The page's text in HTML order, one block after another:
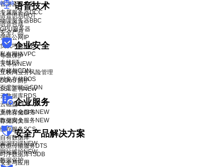
语音技术
语音识别 HOT
语音合成
安全产品
企业安全
等级保护
云等保NEW
互联网业务风险管理
DDoS 防护
SSL证书NEW
企业服务
系统安全服务NEW
数据安全服务 NEW
安全产品解决方案
漏洞扫描NEW
网站维护NEW
数据保护
香港云服务器
专属服务器DCC
物理服务器BBC
GPU服务器
弹性公网IP
负载均衡BLB
私有网络VPC
专线ET
存储与CDN
对象存储BOS
百度智能云CDN
云数据库RDS
云磁盘CDS
文件存储CFS
存储网关
缓存服务SCS
自有数据库
数据传输服务DTS
时序数据库TSDB
安全与应用